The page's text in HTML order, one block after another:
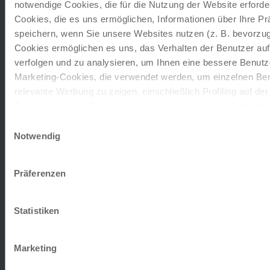
notwendige Cookies, die für die Nutzung der Website
Cookies, die es uns ermöglichen, Informationen über Ihre
speichern, wenn Sie unsere Websites nutzen (z. B.
Cookies ermöglichen es uns, das Verhalten der Benutzer
verfolgen und zu analysieren, um Ihnen eine bessere
Marketing-Cookies, die verwendet werden, um einzelnen
relevante Werbung zu zeigen, einschließlich Profiling auf
entscheiden, nur notwendige Cookies zu verwenden, indem
Impressum
Notwendig
Präferenzen
Statistiken
Marketing
LAGE:Die malerische Lage des familien geführten
Hotels Belvedre verbindet natürliche Schönheit mit
historischem Charme…
Verlängerung auf Anfrage
LAGE: